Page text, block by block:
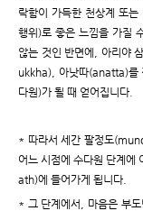
락함이 가득한 천상계 또는
행위)로 좋은 느낌을 가질
않는 것인 반면에, 아리야
ukkha), 아낫따(anatta)를
다원)가 될 때 얻어집니다.
* 따라서 세간 팔정도
어느 시점에 수다원 단계
ath)에 들어가게 됩니다.
* 그 단계에서, 마음은 부도